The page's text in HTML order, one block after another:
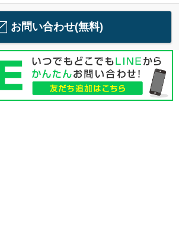
お問い合わせ(無料)